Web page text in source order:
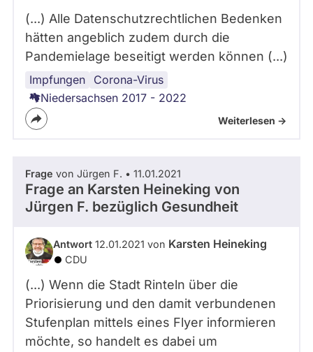
(...) Alle Datenschutzrechtlichen Bedenken
hätten angeblich zudem durch die
Pandemielage beseitigt werden können (...)
Impfungen Corona-Virus
Datenschutz
Niedersachsen 2017 - 2022
Weiterlesen ->
Frage von Jürgen F. • 11.01.2021
Frage an Karsten Heineking von
Jürgen F. bezüglich Gesundheit
Antwort 12.01.2021 von Karsten Heineking
CDU
(...) Wenn die Stadt Rinteln über die
Priorisierung und den damit verbundenen
Stufenplan mittels eines Flyer informieren
möchte, so handelt es dabei um